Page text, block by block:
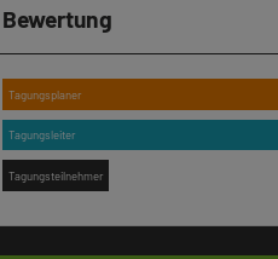
Bewertung
Tagungsplaner
Tagungsleiter
Tagungsteilnehmer